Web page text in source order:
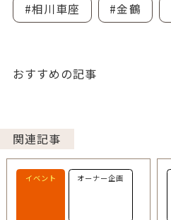
#相川車座 #金鶴
おすすめの記事
関連記事
イベント オーナー企画